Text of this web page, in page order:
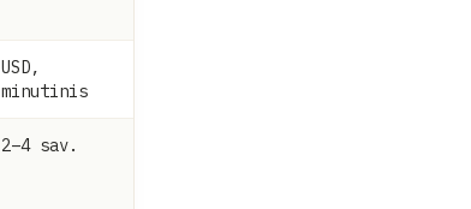
USD,
minutinis
2–4 sav.